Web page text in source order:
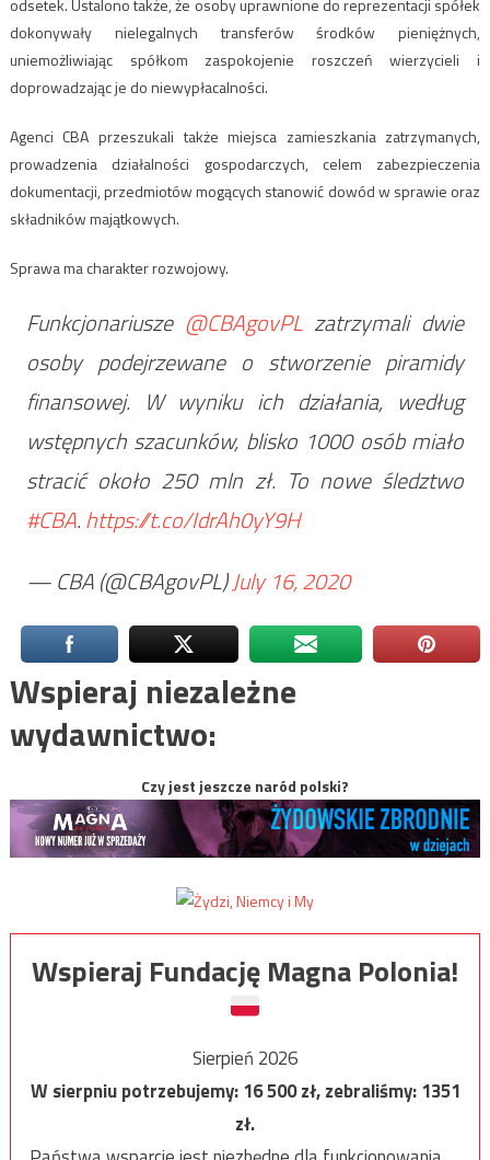
odsetek. Ustalono także, że osoby uprawnione do reprezentacji spółek
dokonywały nielegalnych transferów środków pieniężnych,
uniemożliwiając spółkom zaspokojenie roszczeń wierzycieli i
doprowadzając je do niewypłacalności.
Agenci CBA przeszukali także miejsca zamieszkania zatrzymanych,
prowadzenia działalności gospodarczych, celem zabezpieczenia
dokumentacji, przedmiotów mogących stanowić dowód w sprawie oraz
składników majątkowych.
Sprawa ma charakter rozwojowy.
Funkcjonariusze @CBAgovPLzatrzymali dwie
osoby podejrzewane o stworzenie piramidy
finansowej. W wyniku ich działania, według
wstępnych szacunków, blisko 1000 osób miało
stracić około 250 mln zł. To nowe śledztwo
#CBA.https://t.co/IdrAh0yY9H
— CBA (@CBAgovPL)July 16, 2020
Wspieraj niezależne
wydawnictwo:
Czy jest jeszcze naród polski?
Wspieraj Fundację Magna Polonia!
Sierpień 2026
W sierpniu potrzebujemy:16 500zł, zebraliśmy:1351
zł.